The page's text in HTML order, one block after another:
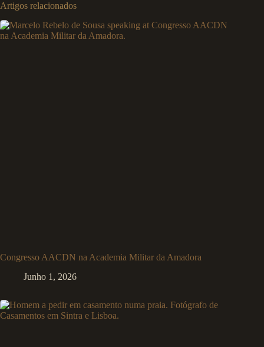
Artigos relacionados
Congresso AACDN na Academia Militar da Amadora
Junho 1, 2026